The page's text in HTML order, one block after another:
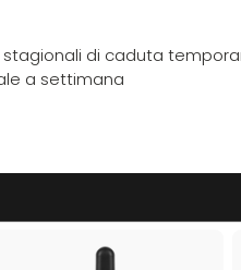
stagionali di caduta
a settimana